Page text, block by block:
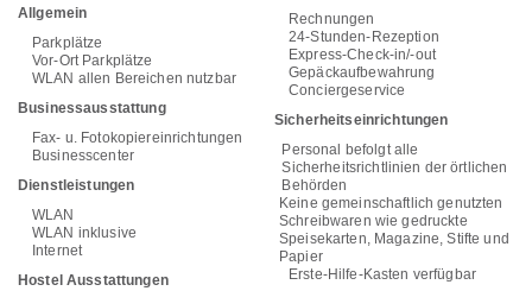
Allgemein
Parkplätze
Vor-Ort Parkplätze
WLAN allen Bereichen nutzbar
Businessausstattung
Fax- u. Fotokopiereinrichtungen
Businesscenter
Dienstleistungen
WLAN
WLAN inklusive
Internet
Hostel Ausstattungen
Rechnungen
24-Stunden-Rezeption
Express-Check-in/-out
Gepäckaufbewahrung
Conciergeservice
Sicherheitseinrichtungen
Personal befolgt alle
Sicherheitsrichtlinien der örtlichen
Behörden
Keine gemeinschaftlich genutzten
Schreibwaren wie gedruckte
Speisekarten, Magazine, Stifte und
Papier
Erste-Hilfe-Kasten verfügbar